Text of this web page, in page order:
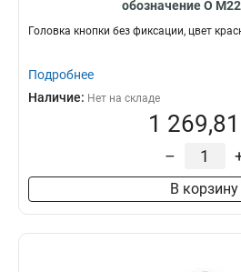
обозначение O
Головка кнопки без фиксации, цвет
Подробнее
Наличие: Нет на складе
1
–
В корзину